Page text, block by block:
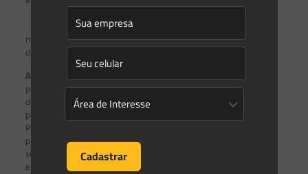
O INEA deverá planejar a expansão de sua rede de
monitoramento de qualidade do ar visando à melhoria contínua
das informações para classificação das sub-regiões.
Art. 7
padrão de qualidade do ar, por sub-região, um Plano de Controle
de Emissões Atmosféricas, a ser proposto pelo INEA, composto
por um Plano de Controle de Emissão em Fontes Estacionárias –
PCEFE e por um Plano de Controle de Poluição Veicular – PCPV,
para as fontes de poluição que se encontrem em operação em
sub-regiões classificadas nas categorias – Maior que M1, M1, M2
e M3, conforme as definições e os critérios a seguir: